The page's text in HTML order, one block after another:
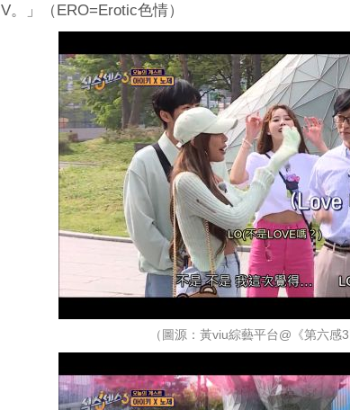
V。」（ERO=Erotic色情）
（圖源：黃viu綜藝平台@《第六感3